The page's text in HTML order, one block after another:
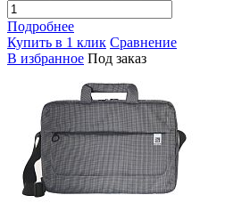
Подробнее
Купить в 1 клик Сравнение
В избранное Под заказ